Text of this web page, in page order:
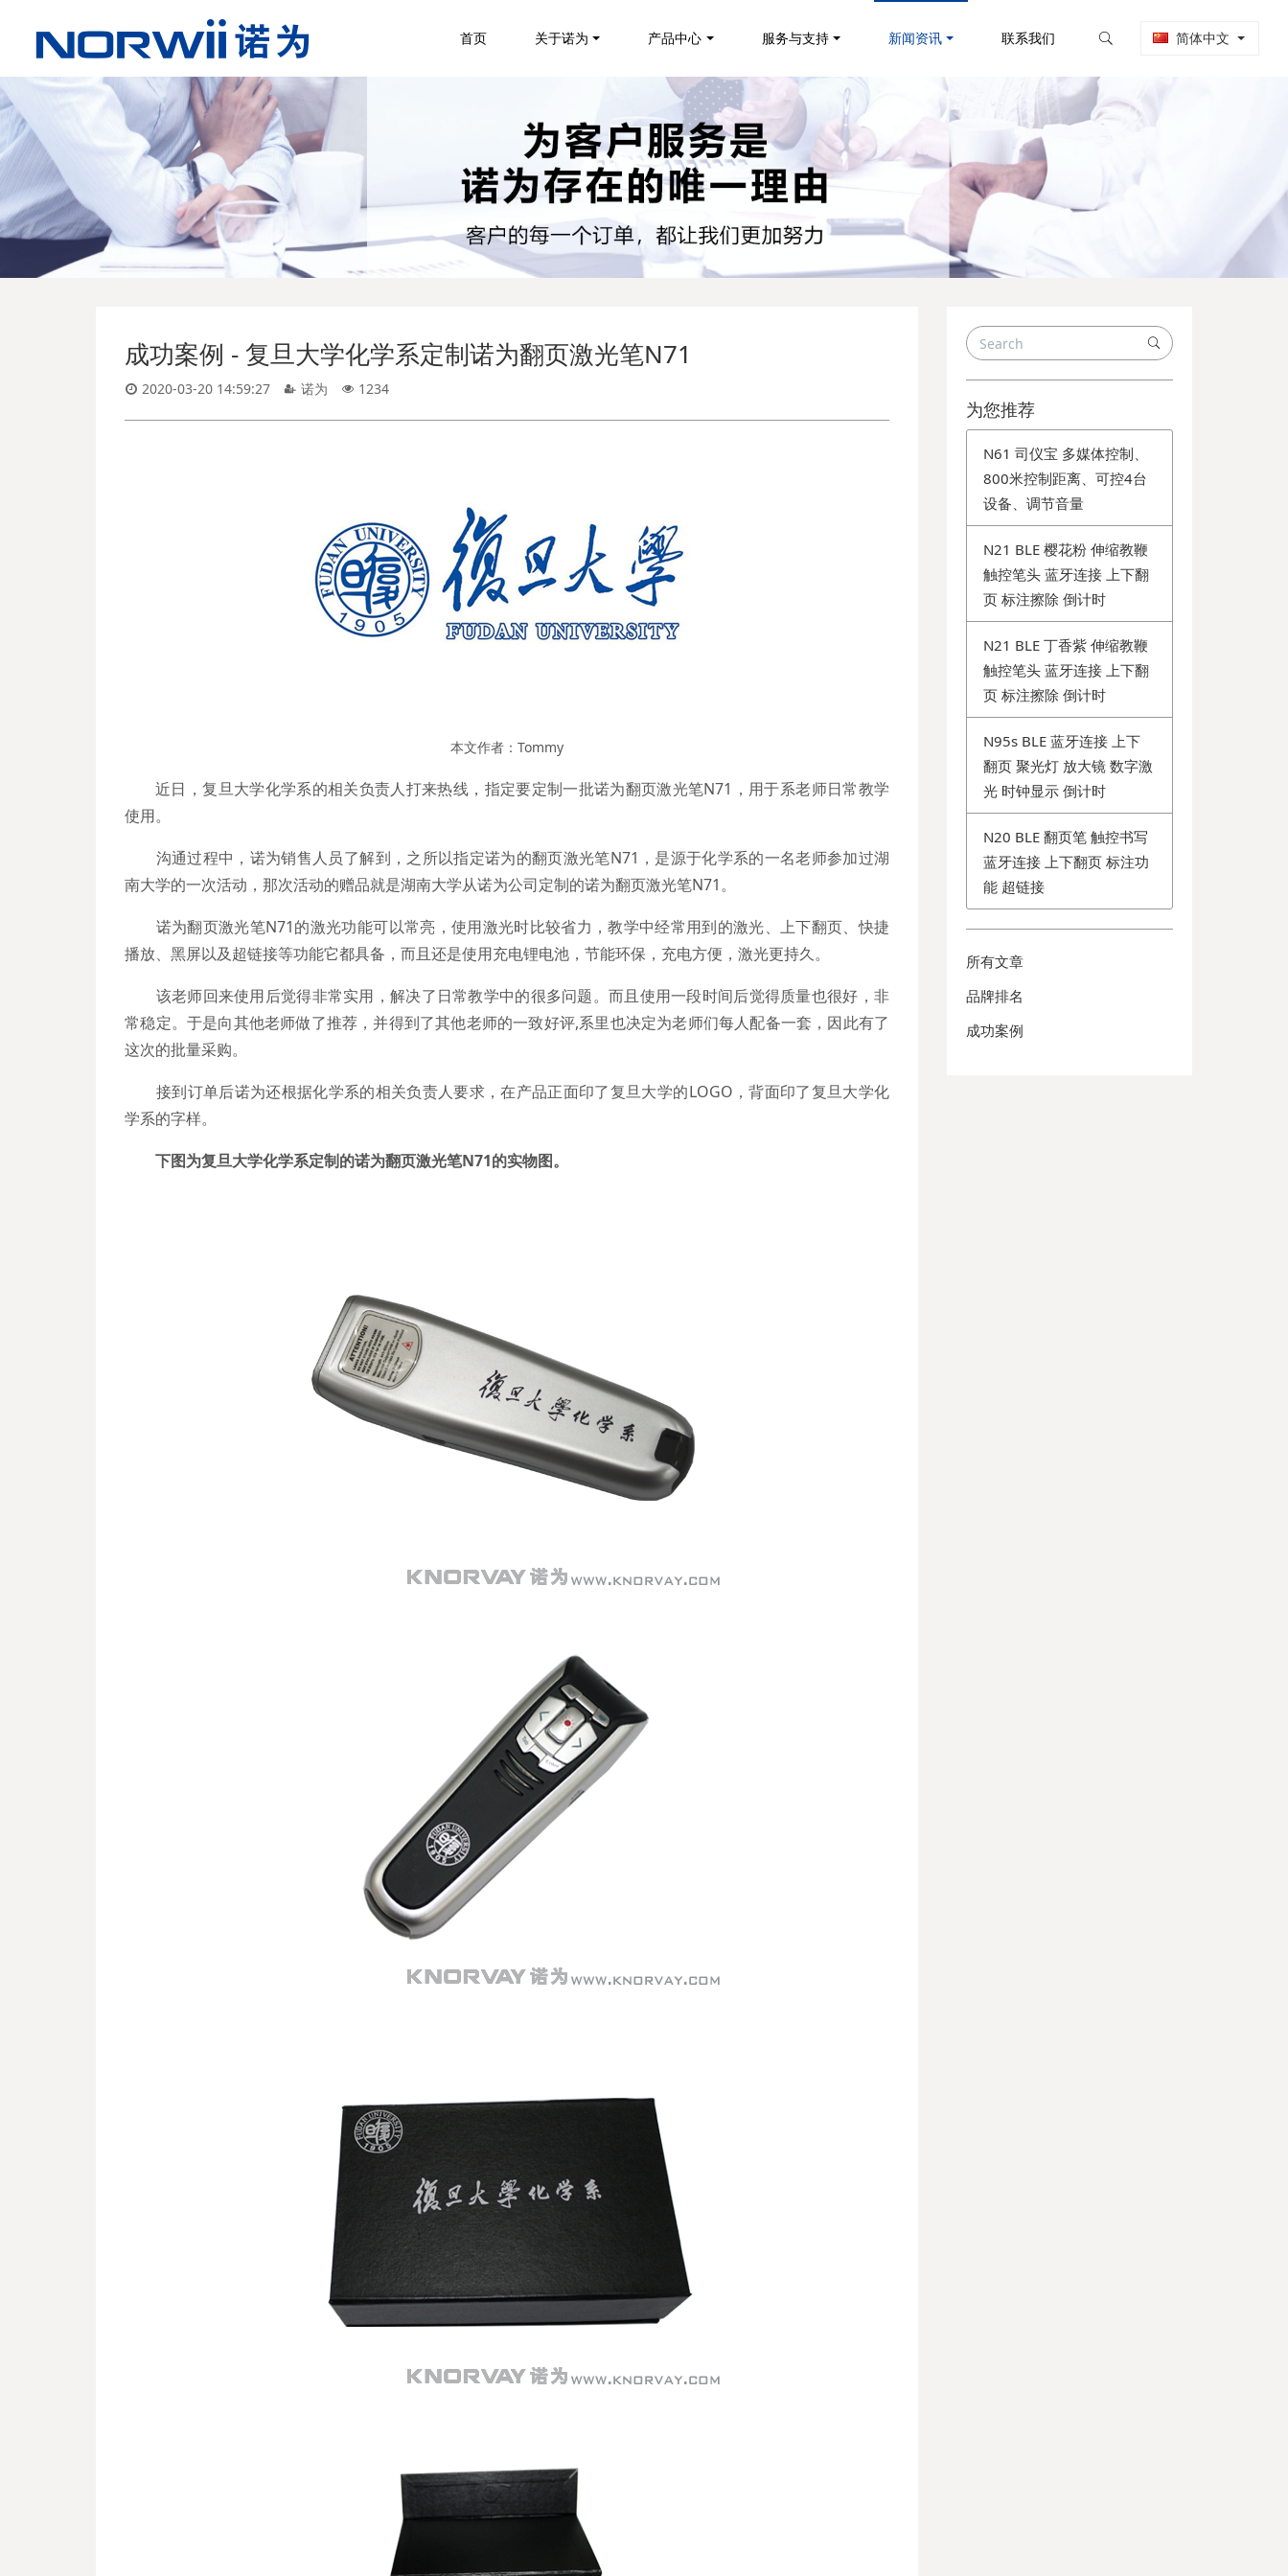
简体中文
首页 关于诺为 产品中心 服务与支持 新闻资讯 联系我们
成功案例 - 复旦大学化学系定制诺为翻页激光笔N71
2020-03-20 14:59:27 诺为 1234
本文作者：Tommy
近日，复旦大学化学系的相关负责人打来热线，指定要定制一批诺为翻页激光笔N71，用于系老师日常教学
使用。
沟通过程中，诺为销售人员了解到，之所以指定诺为的翻页激光笔N71，是源于化学系的一名老师参加过湖
南大学的一次活动，那次活动的赠品就是湖南大学从诺为公司定制的诺为翻页激光笔N71。
诺为翻页激光笔N71的激光功能可以常亮，使用激光时比较省力，教学中经常用到的激光、上下翻页、快捷
播放、黑屏以及超链接等功能它都具备，而且还是使用充电锂电池，节能环保，充电方便，激光更持久。
该老师回来使用后觉得非常实用，解决了日常教学中的很多问题。而且使用一段时间后觉得质量也很好，非
常稳定。于是向其他老师做了推荐，并得到了其他老师的一致好评,系里也决定为老师们每人配备一套，因此有了
这次的批量采购。
接到订单后诺为还根据化学系的相关负责人要求，在产品正面印了复旦大学的LOGO，背面印了复旦大学化
学系的字样。
下图为复旦大学化学系定制的诺为翻页激光笔N71的实物图。
为您推荐
N61 司仪宝 多媒体控制、
800米控制距离、可控4台
设备、调节音量
N21 BLE 樱花粉 伸缩教鞭
触控笔头 蓝牙连接 上下翻
页 标注擦除 倒计时
N21 BLE 丁香紫 伸缩教鞭
触控笔头 蓝牙连接 上下翻
页 标注擦除 倒计时
N95s BLE 蓝牙连接 上下
翻页 聚光灯 放大镜 数字激
光 时钟显示 倒计时
N20 BLE 翻页笔 触控书写
蓝牙连接 上下翻页 标注功
能 超链接
所有文章
品牌排名
成功案例